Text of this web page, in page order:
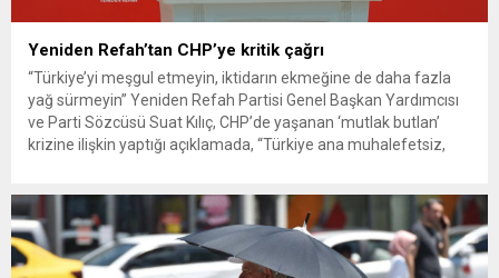
Yeniden Refah’tan CHP’ye kritik çağrı
“Türkiye’yi meşgul etmeyin, iktidarın ekmeğine de daha fazla
yağ sürmeyin” Yeniden Refah Partisi Genel Başkan Yardımcısı
ve Parti Sözcüsü Suat Kılıç, CHP’de yaşanan ‘mutlak butlan’
krizine ilişkin yaptığı açıklamada, “Türkiye ana muhalefetsiz,
olun. Türkiye’yi...